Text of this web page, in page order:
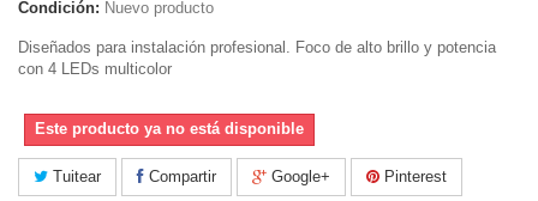
Condición: Nuevo producto
Diseñados para instalación profesional. Foco de alto brillo y potencia
con 4 LEDs multicolor
Este producto ya no está disponible
Tuitear Compartir Google+ Pinterest